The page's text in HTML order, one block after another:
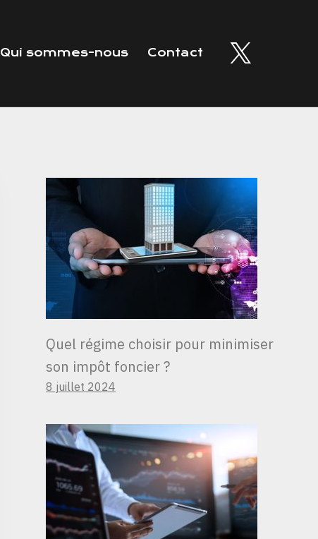
Qui sommes-nous Contact
Quel régime choisir pour minimiser
son impôt foncier ?
8 juillet 2024